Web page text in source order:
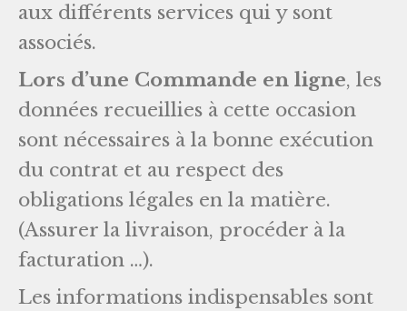
aux différents services qui y sont
associés.
Lors d’une Commande en ligne, les
données recueillies à cette occasion
sont nécessaires à la bonne exécution
du contrat et au respect des
obligations légales en la matière.
(Assurer la livraison, procéder à la
facturation …).
Les informations indispensables sont